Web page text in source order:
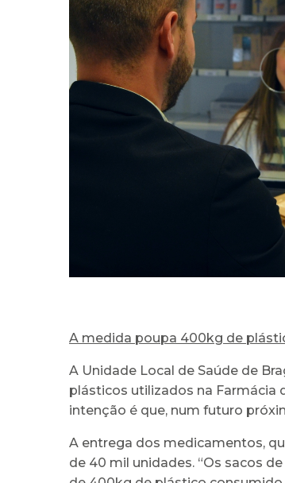
A medida poupa 400kg de
A Unidade Local de Saúde de
plásticos utilizados na Farmácia
intenção é que, num futuro
A entrega dos medicamentos,
de 40 mil unidades. “Os sacos